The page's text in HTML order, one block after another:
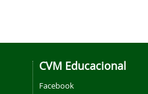
CVM Educacional
Facebook